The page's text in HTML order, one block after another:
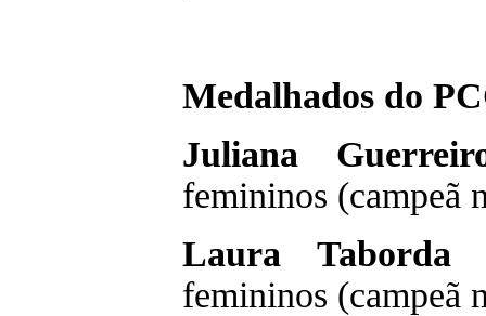
Medalhados do
Juliana
femininos (campeã
Laura Taborda
femininos (campeã